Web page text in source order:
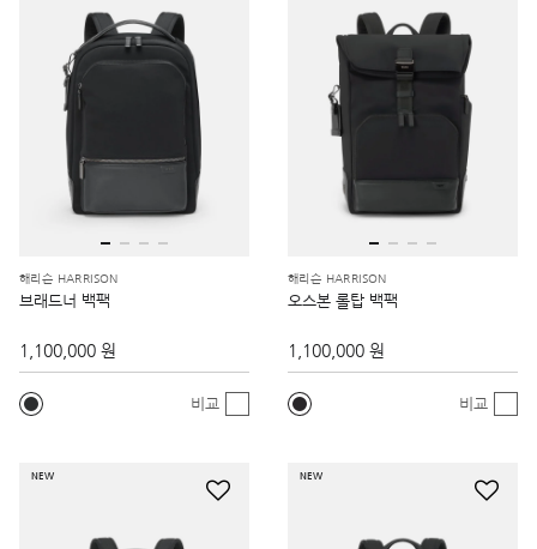
해리슨 HARRISON
브래드너 백팩
1,100,000 원
비교
해리슨 HARRISON
오스본 롤탑 백팩
1,100,000 원
비교
NEW NEW